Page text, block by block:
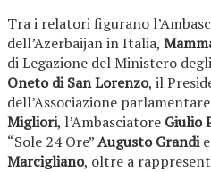
Tra i relatori figurano
dell’Azerbaijan in Italia,
di Legazione del Ministero
Oneto di San Lorenzo, il
dell’Associazione
Migliori, l’Ambasciatore Giulio
“Sole 24 Ore”Augusto Grandi
Marcigliano, oltre a